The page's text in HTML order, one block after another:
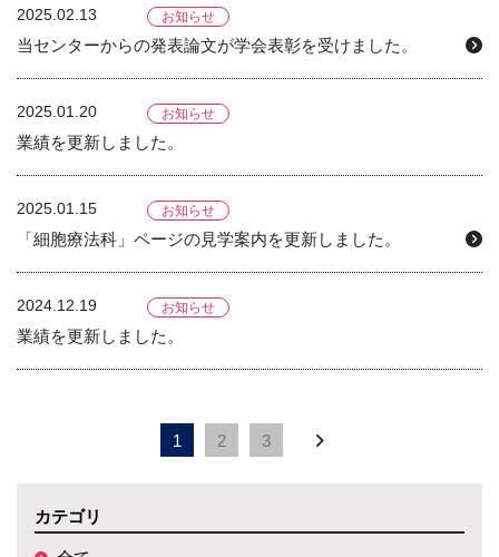
2025.02.13 お知らせ
当センターからの発表論文が学会表彰を受けました。
2025.01.20 お知らせ
業績を更新しました。
2025.01.15 お知らせ
「細胞療法科」ページの見学案内を更新しました。
2024.12.19 お知らせ
業績を更新しました。
1 2 3
カテゴリ